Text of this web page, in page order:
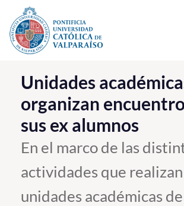
Click acá para ir directamente al contenido
La Universidad
Investigación, Creación e Innovación
PUCV Internacional
Vinculación con el Medio
Admisión
Unidades
organizan
sus ex alumnos
En el marco de las
actividades que
unidades académicas